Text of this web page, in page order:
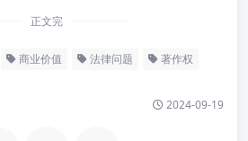
正文完
商业价值 法律问题 著作权
2024-09-19